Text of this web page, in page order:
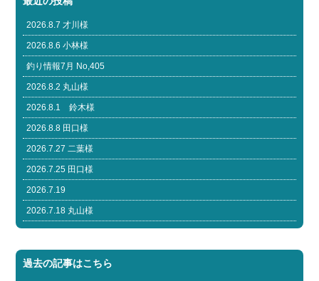
2026.8.7 才川様
2026.8.6 小林様
釣り情報7月 No,405
2026.8.2 丸山様
2026.8.1 鈴木様
2026.8.8 田口様
2026.7.27 二葉様
2026.7.25 田口様
2026.7.19
2026.7.18 丸山様
過去の記事はこちら